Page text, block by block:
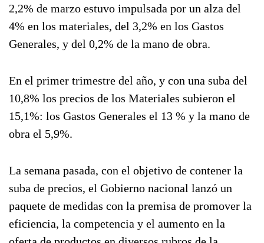
2,2% de marzo estuvo impulsada por un alza del
4% en los materiales, del 3,2% en los Gastos
Generales, y del 0,2% de la mano de obra.
En el primer trimestre del año, y con una suba del
10,8% los precios de los Materiales subieron el
15,1%: los Gastos Generales el 13 % y la mano de
obra el 5,9%.
La semana pasada, con el objetivo de contener la
suba de precios, el Gobierno nacional lanzó un
paquete de medidas con la premisa de promover la
eficiencia, la competencia y el aumento en la